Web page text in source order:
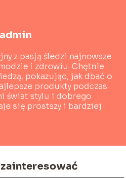
admin
z pasją śledzi najnowsze
i zdrowiu. Chętnie
pokazując, jak dbać o
produkty podczas
świat stylu i dobrego
się prostszy i bardziej